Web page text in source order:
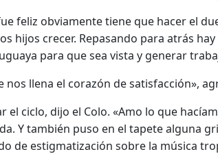
feliz obviamente tiene que hacer el
hijos crecer. Repasando para atrás
para que sea vista y generar
nos llena el corazón de satisfacción»,
ciclo, dijo el Colo. «Amo lo que
Y también puso en el tapete alguna
de estigmatización sobre la música